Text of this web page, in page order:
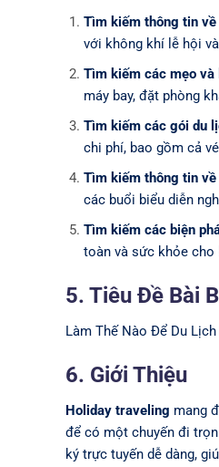
Tìm kiếm thông tin
với không khí lễ hội
Tìm kiếm các mẹo và
máy bay, đặt phòng
Tìm kiếm các gói du
chi phí, bao gồm cả
Tìm kiếm thông tin
các buổi biểu diễn
Tìm kiếm các biện
toàn và sức khỏe cho
5. Tiêu Đề Bài
Làm Thế Nào Để Du
6. Giới Thiệu
Holiday traveling mang
để có một chuyến đi
ký trực tuyến dễ dàng,